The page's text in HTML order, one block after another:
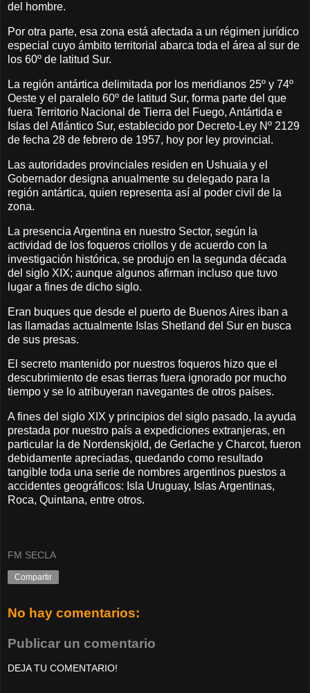
del hombre.
Por otra parte, esa zona está afectada a un régimen jurídico
especial cuyo ámbito territorial abarca toda el área al sur de
los 60º de latitud Sur.
La región antártica delimitada por los meridianos 25º y 74º
Oeste y el paralelo 60º de latitud Sur, forma parte del que
fuera Territorio Nacional de Tierra del Fuego, Antártida e
Islas del Atlántico Sur, establecido por Decreto-Ley Nº 2129
de fecha 28 de febrero de 1957, hoy por ley provincial.
Las autoridades provinciales residen en Ushuaia y el
Gobernador designa anualmente su delegado para la
región antártica, quien representa así al poder civil de la
zona.
La presencia Argentina en nuestro Sector, según la
actividad de los foqueros criollos y de acuerdo con la
investigación histórica, se produjo en la segunda década
del siglo XIX; aunque algunos afirman incluso que tuvo
lugar a fines de dicho siglo.
Eran buques que desde el puerto de Buenos Aires iban a
las llamadas actualmente Islas Shetland del Sur en busca
de sus presas.
El secreto mantenido por nuestros foqueros hizo que el
descubrimiento de esas tierras fuera ignorado por mucho
tiempo y se lo atribuyeran navegantes de otros países.
A fines del siglo XIX y principios del siglo pasado, la ayuda
prestada por nuestro país a expediciones extranjeras, en
particular la de Nordenskjöld, de Gerlache y Charcot, fueron
debidamente apreciadas, quedando como resultado
tangible toda una serie de nombres argentinos puestos a
accidentes geográficos: Isla Uruguay, Islas Argentinas,
Roca, Quintana, entre otros.
FM SECLA
Compartir
No hay comentarios:
Publicar un comentario
DEJA TU COMENTARIO!